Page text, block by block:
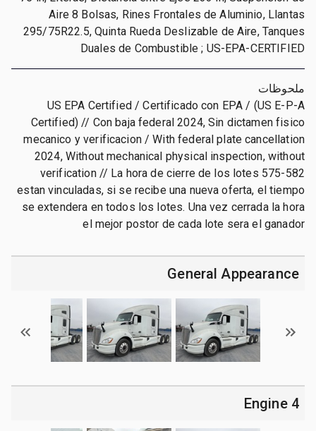
Aire 8 Bolsas, Rines Frontales de Aluminio, Llantas
295/75R22.5, Quinta Rueda Deslizable de Aire, Tanques
Duales de Combustible ; US-EPA-CERTIFIED
ملحوظات
US EPA Certified / Certificado con EPA / (US E-P-A
Certified) // Con baja federal 2024, Sin dictamen fisico
mecanico y verificacion / With federal plate cancellation
2024, Without mechanical physical inspection, without
verification // La hora de cierre de los lotes 575-582
estan vinculadas, si se recibe una nueva oferta, el tiempo
se extendera en todos los lotes. Una vez cerrada la hora
el mejor postor de cada lote sera el ganador
General Appearance
4 Engine